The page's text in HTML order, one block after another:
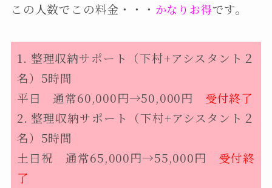
この人数でこの料金・・・ かなりお得です。
1. 整理収納サポート（下村+アシスタント２
名）5時間
平日 通常60,000円→50,000円 受付終了
2.整理収納サポート（下村+アシスタント２
名）5時間
土日祝 通常65,000円→55,000円 受付終
了